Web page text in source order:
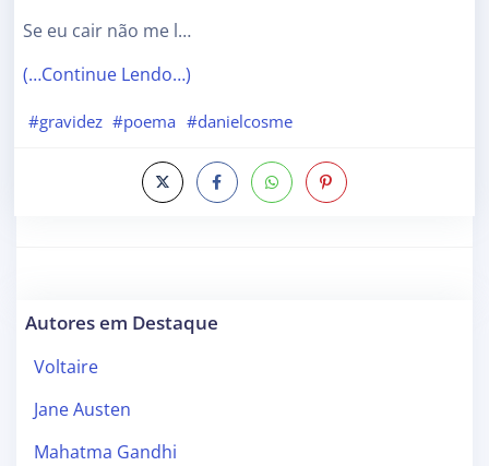
Se eu cair não me l…
(…Continue Lendo…)
#gravidez #poema #danielcosme
Autores em Destaque
Voltaire
Jane Austen
Mahatma Gandhi